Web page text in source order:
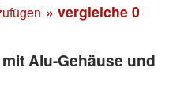
» vergleiche 0
Alu-Gehäuse und